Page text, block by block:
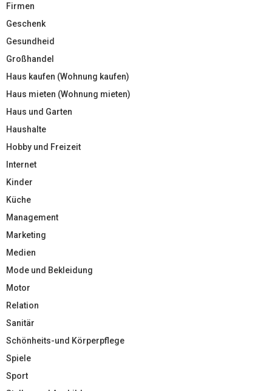
Firmen
Geschenk
Gesundheid
Großhandel
Haus kaufen (Wohnung kaufen)
Haus mieten (Wohnung mieten)
Haus und Garten
Haushalte
Hobby und Freizeit
Internet
Kinder
Küche
Management
Marketing
Medien
Mode und Bekleidung
Motor
Relation
Sanitär
Schönheits-und Körperpflege
Spiele
Sport